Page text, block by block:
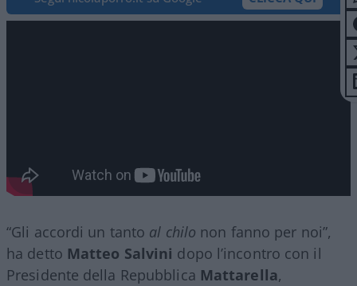
“Gli accordi un tanto al chilo non fanno per noi”,
ha detto Matteo Salvini dopo l’incontro con il
Presidente della Repubblica Mattarella,